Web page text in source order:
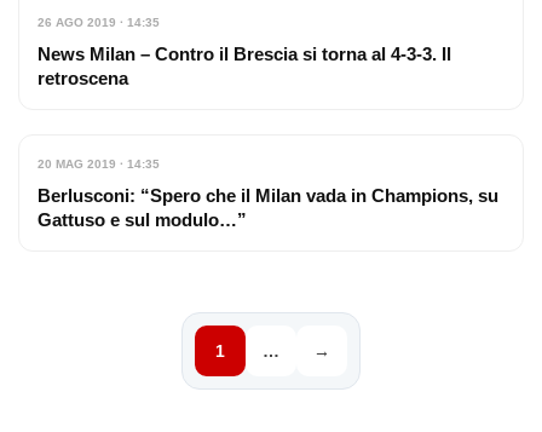
26 AGO 2019 · 14:35
News Milan – Contro il Brescia si torna al 4-3-3. Il
retroscena
20 MAG 2019 · 14:35
Berlusconi: “Spero che il Milan vada in Champions, su
Gattuso e sul modulo…”
1 … →